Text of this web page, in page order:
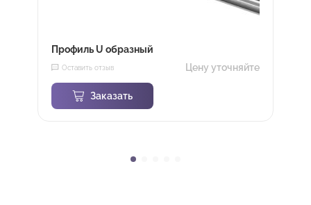
Профиль U образный
Оставить отзыв Цену уточняйте
Заказать